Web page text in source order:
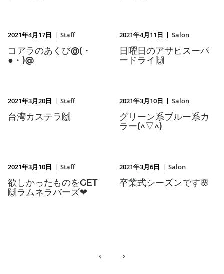
2021年4月17日 | Staff
コアラのあくび@(・
●・)@
2021年4月11日 | Salon
日曜日のアサヒスーパ
ードライ🙌
2021年3月20日 | Staff
台湾カステラ🙌
2021年3月10日 | Salon
グリーン系ブルー系カ
ラー(^▽^)
2021年3月10日 | Staff
欲しかったものをGET
🙌ラムネラバーズ❤
2021年3月6日 | Salon
卒業式シーズンです🌸